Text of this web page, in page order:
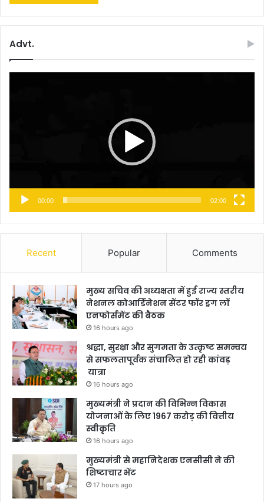
Advt.
00:00 02:00
Recent Popular Comments
मुख्य सचिव की अध्यक्षता में हुई राज्य स्तरीय
नेशनल कोआर्डिनेशन सेंटर फॉर ड्रग लॉ
एनफोर्समेंट की बैठक
16 hours ago
श्रद्धा, सुरक्षा और सुगमता के उत्कृष्ट समन्वय
से सफलतापूर्वक संचालित हो रही कांवड़
यात्रा
16 hours ago
मुख्यमंत्री ने प्रदान की विभिन्न विकास
योजनाओं के लिए 1967 करोड़ की वित्तीय
स्वीकृति
16 hours ago
मुख्यमंत्री से महानिदेशक एनसीसी ने की
शिष्टाचार भेंट
17 hours ago